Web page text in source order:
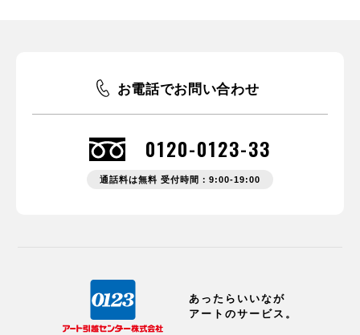
お電話でお問い合わせ
0120-0123-33
通話料は無料 受付時間：9:00-19:00
あったらいいなが
アートのサービス。